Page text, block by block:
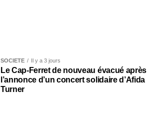
SOCIÉTÉ Il y a 3 jours
Le Cap-Ferret de nouveau évacué après
l’annonce d’un concert solidaire d’Afida
Turner